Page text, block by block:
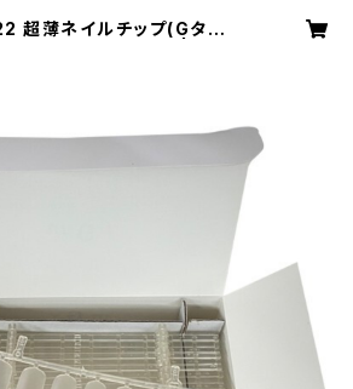
超薄ネイルチップ(Gタイ